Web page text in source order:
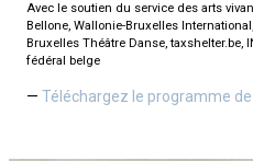
Avec le soutien du service des arts
Bellone, Wallonie-Bruxelles
Bruxelles Théâtre Danse,
fédéral belge
Téléchargez le programme de